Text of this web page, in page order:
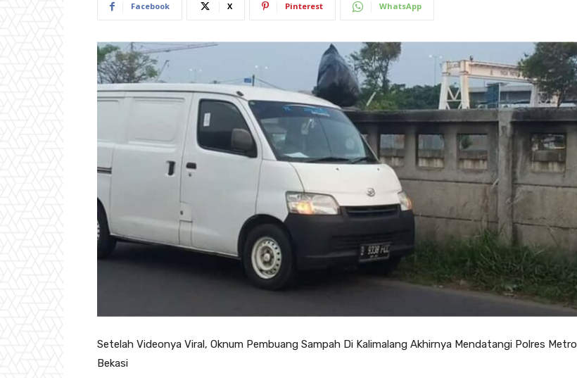
Facebook X Pinterest WhatsApp
Setelah Videonya Viral, Oknum Pembuang Sampah Di Kalimalang Akhirnya Mendatangi Polres Metro
Bekasi